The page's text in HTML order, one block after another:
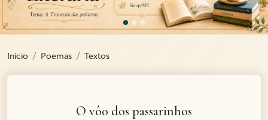
Início Poemas Textos
O vôo dos passarinhos